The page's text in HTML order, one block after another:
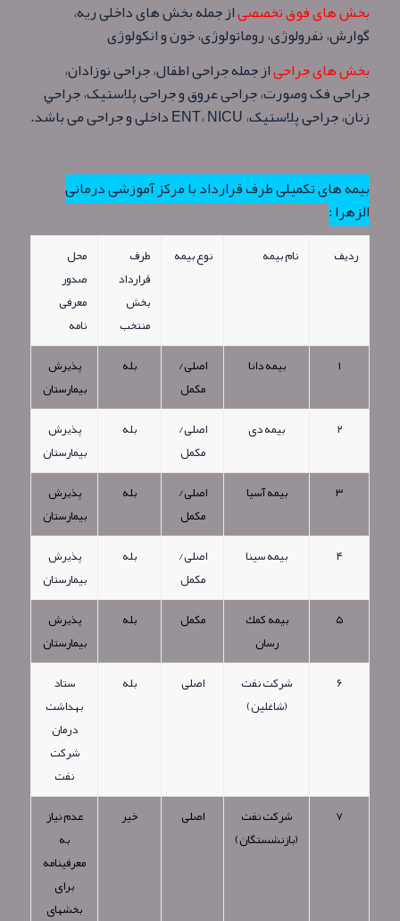
بخش های فوق تخصصیاز جمله بخش های داخلی ریه،
گوارش، نفرولوژی، روماتولوژی، خون و انکولوژی
بخش های جراحیاز جمله جراحی اطفال، جراحی نوزادان،
جراحی فک وصورت، جراحی عروق و جراحی پلاستیک، جراحي
زنان، جراحی پلاستیک، ENT، NICU داخلی و جراحی می باشد.
بیمه های تکمیلی طرف قرارداد با مرکز آموزشی درمانی
الزهرا :
ردیف نام بیمه نوع بیمه
طرف
قرارداد
بخش
منتخب
محل
صدور
معرفی
نامه
۱
بیمه دانا
اصلی/
مکمل
بله
پذيرش
بیمارستان
۲
بیمه دی
اصلی/
مکمل
بله
پذيرش
بیمارستان
۳
بیمه آسیا
اصلی/
مکمل
بله
پذيرش
بیمارستان
۴
بیمه سینا
اصلی/
مکمل
بله
پذيرش
بیمارستان
۵
بیمه کمك
رسان
مکمل بله
پذيرش
بیمارستان
۶
شرکت نفت
(شاغلین)
اصلی بله
ستاد
بهداشت
درمان
شرکت
نفت
۷
شرکت نفت
(بازنشستگان)
اصلی خیر
عدم نیاز
به
معرفینامه
برای
بخشهای